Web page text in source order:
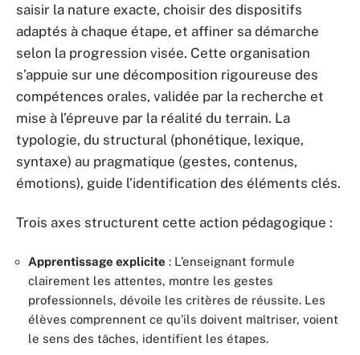
saisir la nature exacte, choisir des dispositifs
adaptés à chaque étape, et affiner sa démarche
selon la progression visée. Cette organisation
s’appuie sur une décomposition rigoureuse des
compétences orales, validée par la recherche et
mise à l’épreuve par la réalité du terrain. La
typologie, du structural (phonétique, lexique,
syntaxe) au pragmatique (gestes, contenus,
émotions), guide l’identification des éléments clés.
Trois axes structurent cette action pédagogique :
Apprentissage explicite : L’enseignant formule
clairement les attentes, montre les gestes
professionnels, dévoile les critères de réussite. Les
élèves comprennent ce qu’ils doivent maîtriser, voient
le sens des tâches, identifient les étapes.